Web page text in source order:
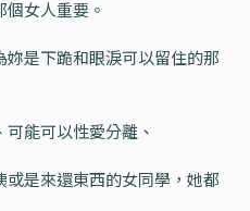
女人重要。
是下跪和眼淚可以留住的那
能可以性愛分離、
是來還東西的女同學，她都